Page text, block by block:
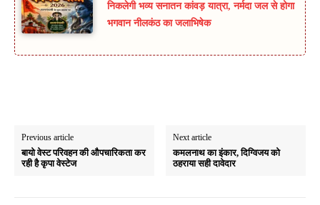
निकलेगी भव्य सनातन कांवड़ यात्रा, नर्मदा जल से होगा
भगवान नीलकंठ का जलाभिषेक
Previous article
बायो वेस्ट परिवहन की औपचारिकता कर
रही है कृपा वेस्टेज
Next article
कमलनाथ का इंकार, दिग्विजय को
ठहराया सही दावेदार